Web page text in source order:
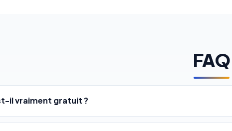
FAQ
il vraiment gratuit ?